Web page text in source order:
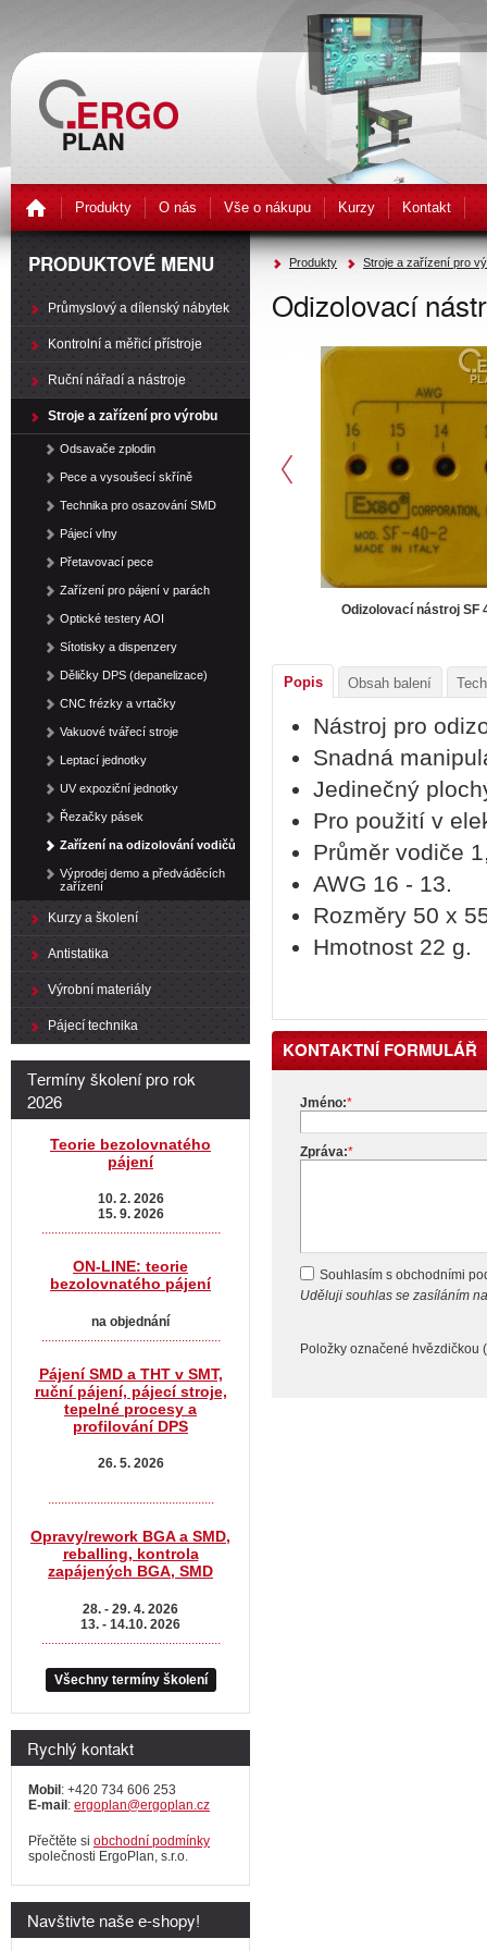
Produkty O nás Vše o nákupu Kurzy Kontakt
Produkty Stroje a zařízení pro
Odizolovací
Odizolovací nástroj SF
Popis Obsah balení
Nástroj pro
Snadná
Jedinečný
Pro použití v
Průměr vodiče
AWG 16 - 13.
Rozměry 50 x
Hmotnost 22 g.
KONTAKTNÍ FORMULÁŘ
Jméno:*
Zpráva:*
Souhlasím s obchodními
Uděluji souhlas se zasíláním
Položky označené hvězdičkou (
PRODUKTOVÉ MENU
Průmyslový a dílenský nábytek
Kontrolní a měřicí přístroje
Ruční nářadí a nástroje
Stroje a zařízení pro výrobu
Odsavače zplodin
Pece a vysoušecí skříně
Technika pro osazování SMD
Pájecí vlny
Přetavovací pece
Zařízení pro pájení v parách
Optické testery AOI
Sítotisky a dispenzery
Děličky DPS (depanelizace)
CNC frézky a vrtačky
Vakuové tvářecí stroje
Leptací jednotky
UV expoziční jednotky
Řezačky pásek
Zařízení na odizolování vodičů
Výprodej demo a předváděcích
zařízení
Kurzy a školení
Antistatika
Výrobní materiály
Pájecí technika
Termíny školení pro rok
2026
Teorie bezolovnatého
pájení
10. 2. 2026
15. 9. 2026
.......................................................
ON-LINE: teorie
bezolovnatého pájení
na objednání
Pájení SMD a THT v SMT,
ruční pájení, pájecí stroje,
tepelné procesy a
profilování DPS
26. 5. 2026
...................................................
Opravy/rework BGA a SMD,
reballing, kontrola
zapájených BGA, SMD
28. - 29. 4. 2026
13. - 14.10. 2026
Všechny termíny školení
Rychlý kontakt
Mobil: +420 734 606 253
E-mail: ergoplan@ergoplan.cz
Přečtěte si obchodní podmínky
společnosti ErgoPlan, s.r.o.
Navštivte naše e-shopy!